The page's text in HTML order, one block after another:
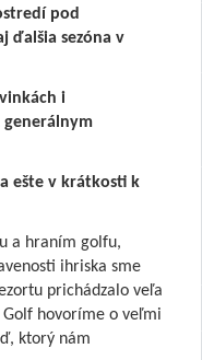
pod
ďalšia sezóna v
i
generálnym
ešte v krátkosti k
a hraním golfu,
ihriska sme
prichádzalo veľa
Golf hovoríme o veľmi
ktorý nám